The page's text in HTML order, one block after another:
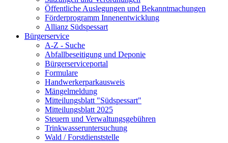
Öffentliche Auslegungen und Bekanntmachungen
Förderprogramm Innenentwicklung
Allianz Südspessart
Bürgerservice
A-Z - Suche
Abfallbeseitigung und Deponie
Bürgerserviceportal
Formulare
Handwerkerparkausweis
Mängelmeldung
Mitteilungsblatt "Südspessart"
Mitteilungsblatt 2025
Steuern und Verwaltungsgebühren
Trinkwasseruntersuchung
Wald / Forstdienststelle